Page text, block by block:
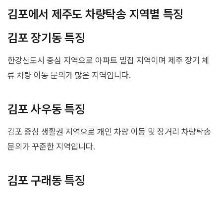
김포에서 제주도 차량탁송 지역별 특징
김포 장기동 특징
한강신도시 중심 지역으로 아파트 밀집 지역이며 제주 장기 체
류 차량 이동 문의가 많은 지역입니다.
김포 사우동 특징
김포 중심 생활권 지역으로 개인 차량 이동 및 장거리 차량탁송
문의가 꾸준한 지역입니다.
김포 구래동 특징